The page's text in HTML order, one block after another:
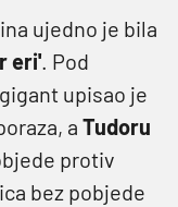
ujedno je bila
eri'. Pod
upisao je
a Tudoru
protiv
bez pobjede